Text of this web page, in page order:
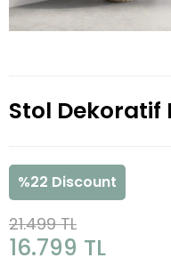
Stol Dekoratif
%22 Discount
21.499 TL
16.799 TL